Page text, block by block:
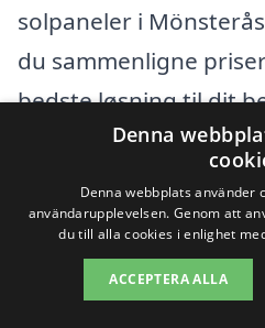
solpaneler i
du sammenligne
bedste løsning til dit
Hos solpaneler-
nemt for dig at få
fagfolk, så du kan
til din
Denna
Denna webbplats använder
användarupplevelsen. Genom att
du till alla cookies i enlighet
ACCEPTERA ALLA